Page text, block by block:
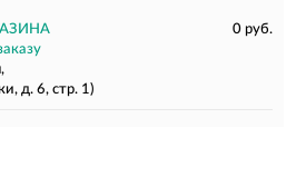
0 руб.
д. 6, стр. 1)